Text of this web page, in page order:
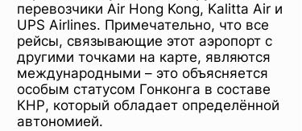
перевозчики Air Hong Kong, Kalitta Air и
UPS Airlines. Примечательно, что все
рейсы, связывающие этот аэропорт с
другими точками на карте, являются
международными – это объясняется
особым статусом Гонконга в составе
КНР, который обладает определённой
автономией.